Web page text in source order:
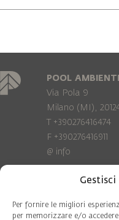
Gestisci
Per fornire le migliori
per memorizzare e/o
POOL
Via Pola 9
Milano (MI),
T +390276416474
F +390276416911
@ info
Privacy Policy
Cookie policy